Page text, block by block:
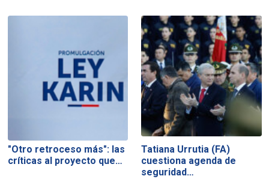
"Otro retroceso más": las
críticas al proyecto que…
Tatiana Urrutia (FA)
cuestiona agenda de
seguridad…